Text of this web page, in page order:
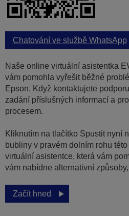
Chatování ve službě WhatsApp
Naše online virtuální asistentka
vám pomohla vyřešit běžné
Epson. Když kontaktujete
zadání příslušných informací a
procesem.
Kliknutím na tlačítko Spustit nyní
bubliny v pravém dolním rohu
virtuální asistentce, která vám
vám nabídne alternativní
Začít hned